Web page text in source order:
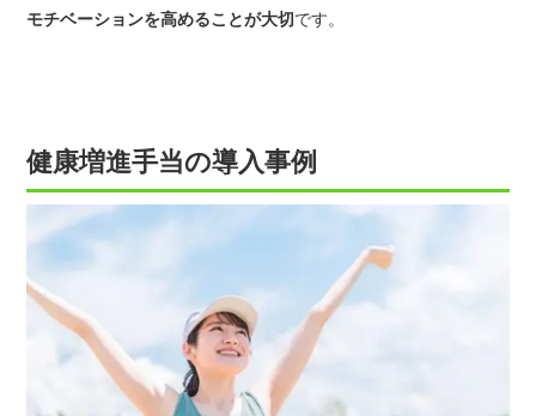
モチベーションを高めることが大切です。
健康増進手当の導入事例